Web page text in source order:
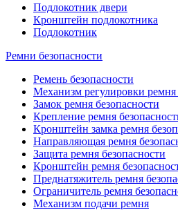
Подлокотник двери
Кронштейн подлокотника
Подлокотник
Ремни безопасности
Ремень безопасности
Механизм регулировки ремня
Замок ремня безопасности
Крепление ремня
Кронштейн замка ремня
Направляющая ремня
Защита ремня безопасности
Кронштейн ремня
Преднатяжитель ремня
Ограничитель ремня
Механизм подачи ремня